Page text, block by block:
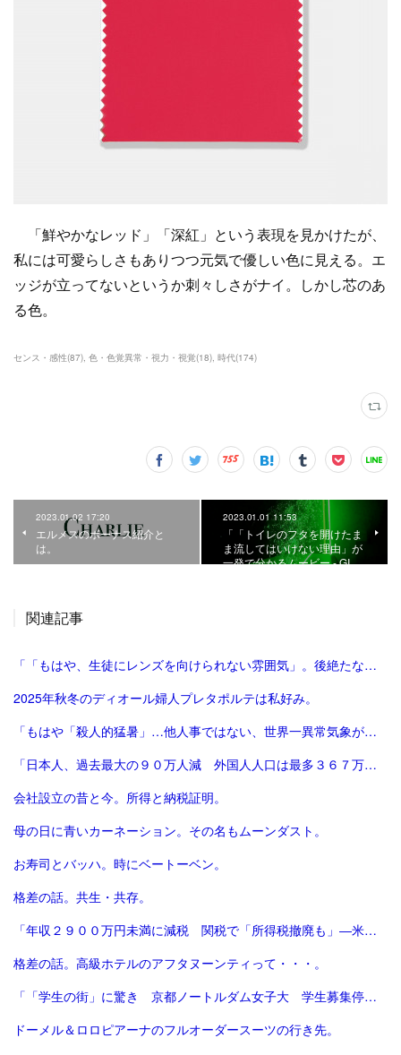
「鮮やかなレッド」「深紅」という表現を見かけたが、
私には可愛らしさもありつつ元気で優しい色に見える。エ
ッジが立ってないというか刺々しさがナイ。しかし芯のあ
る色。
センス・感性(87) 色・色覚異常・視力・視覚(18) 時代(174)
2023.01.02 17:20
エルメスのボーナス紹介と
は。
2023.01.01 11:53
「「トイレのフタを開けたま
ま流してはいけない理由」が
一発で分かるムービー - GI…
関連記事
「「もはや、生徒にレンズを向けられない雰囲気」。後絶たない教員による盗撮、現場に波紋――運動会や修学旅行控え、先生が萎縮するワケ | 鹿児島のニュース | 南日本新聞デジタル」
2025年秋冬のディオール婦人プレタポルテは私好み。
「もはや「殺人的猛暑」…他人事ではない、世界一異常気象が発生する国とは？ | ニュースな本 | ダイヤモンド・オンライン」
「日本人、過去最大の９０万人減 外国人人口は最多３６７万人―総務省：時事ドットコム」
会社設立の昔と今。所得と納税証明。
母の日に青いカーネーション。その名もムーンダスト。
お寿司とバッハ。時にベートーベン。
格差の話。共生・共存。
「年収２９００万円未満に減税 関税で「所得税撤廃も」―米大統領：時事ドットコム」
格差の話。高級ホテルのアフタヌーンティって・・・。
「「学生の街」に驚き 京都ノートルダム女子大 学生募集停止へ [京都府]：朝日新聞」
ドーメル＆ロロピアーナのフルオーダースーツの行き先。